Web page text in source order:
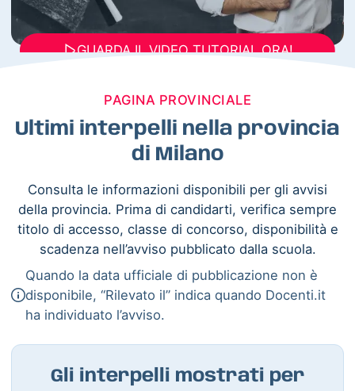
GUARDA IL VIDEO TUTORIAL ORA!
PAGINA PROVINCIALE
Ultimi interpelli nella provincia
di Milano
Consulta le informazioni disponibili per gli avvisi
della provincia. Prima di candidarti, verifica sempre
titolo di accesso, classe di concorso, disponibilità e
scadenza nell’avviso pubblicato dalla scuola.
Quando la data ufficiale di pubblicazione non è
disponibile, “Rilevato il” indica quando Docenti.it
ha individuato l’avviso.
Gli interpelli mostrati per